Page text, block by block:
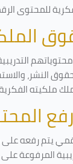
للمحتوى
النشر،
ملكيته
رفع
يتم رفعه